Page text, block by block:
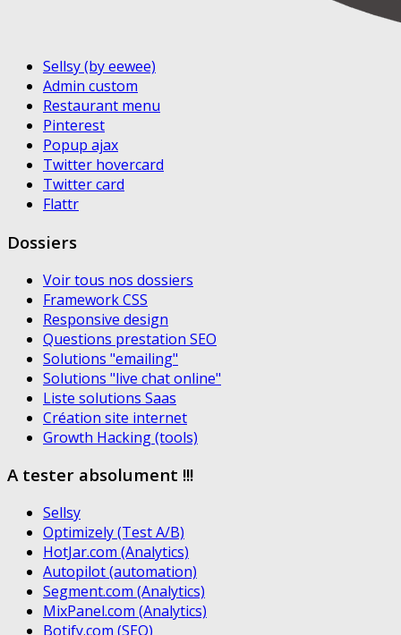
Sellsy (by eewee)
Admin custom
Restaurant menu
Pinterest
Popup ajax
Twitter hovercard
Twitter card
Flattr
Dossiers
Voir tous nos dossiers
Framework CSS
Responsive design
Questions prestation SEO
Solutions "emailing"
Solutions "live chat online"
Liste solutions Saas
Création site internet
Growth Hacking (tools)
A tester absolument !!!
Sellsy
Optimizely (Test A/B)
HotJar.com (Analytics)
Autopilot (automation)
Segment.com (Analytics)
MixPanel.com (Analytics)
Botify.com (SEO)